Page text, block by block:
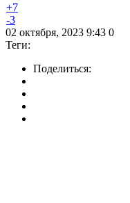
+7
-3
02 октября, 2023 9:43 0
Теги:
Поделиться: